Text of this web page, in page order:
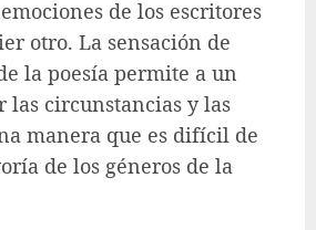
de los escritores
otro. La sensación de
la poesía permite a un
las circunstancias y las
manera que es difícil de
de los géneros de la